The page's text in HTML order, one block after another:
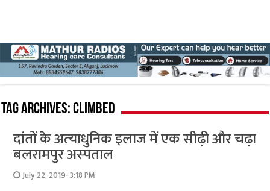
Tag Archives:climbed
दांतों के अत्‍याधुनिक इलाज में एक सीढ़ी और चढ़ा
बलरामपुर अस्‍पताल
July 22, 2019- 3:18 PM